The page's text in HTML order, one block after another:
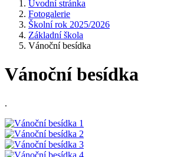
Úvodní stránka
Fotogalerie
Školní rok 2025/2026
Základní škola
Vánoční besídka
Vánoční besídka
.